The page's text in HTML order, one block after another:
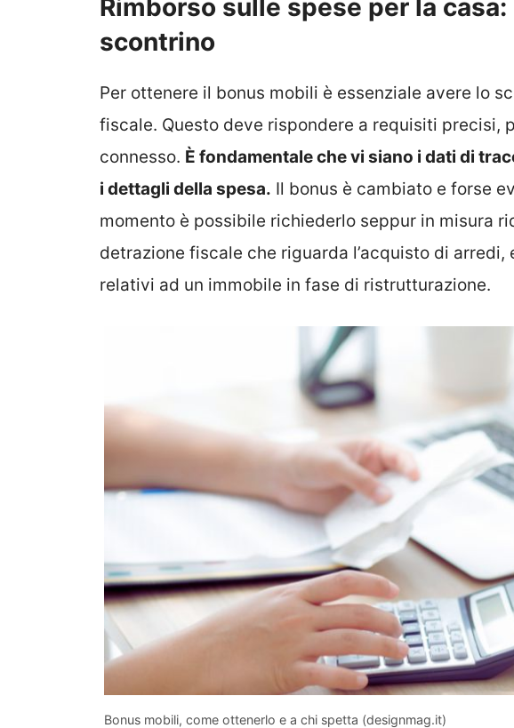
Rimborso sulle spese per la
scontrino
Per ottenere il bonus mobili è essenziale avere lo
fiscale. Questo deve rispondere a requisiti precisi,
connesso. È fondamentale che vi siano i dati di
i dettagli della spesa. Il bonus è cambiato e forse
momento è possibile richiederlo seppur in misura
detrazione fiscale che riguarda l’acquisto di
relativi ad un immobile in fase di ristrutturazione.
Bonus mobili, come ottenerlo e a chi spetta (designmag.it)